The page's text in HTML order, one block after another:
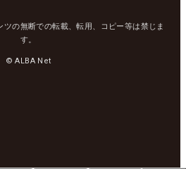
の無断での転載、転用、コピー等は禁じま
す。
© ALBA Net